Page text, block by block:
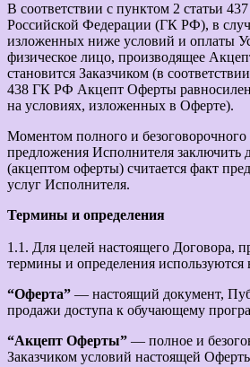
В соответствии с пунктом 2 статьи
Российской Федерации (ГК РФ), в
изложенных ниже условий и оплаты
физическое лицо, производящее
становится Заказчиком (в
438 ГК РФ Акцепт Оферты
на условиях, изложенных в Оферте).
Моментом полного и безоговорочного
предложения Исполнителя заключить
(акцептом оферты) считается факт
услуг Исполнителя.
Термины и определения
1.1. Для целей настоящего Договора,
термины и определения
“Оферта” — настоящий документ,
продажи доступа к обучающему
“Акцепт Оферты” — полное и
Заказчиком условий настоящей